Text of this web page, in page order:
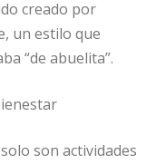
creado por
un estilo que
“de abuelita”.
son actividades